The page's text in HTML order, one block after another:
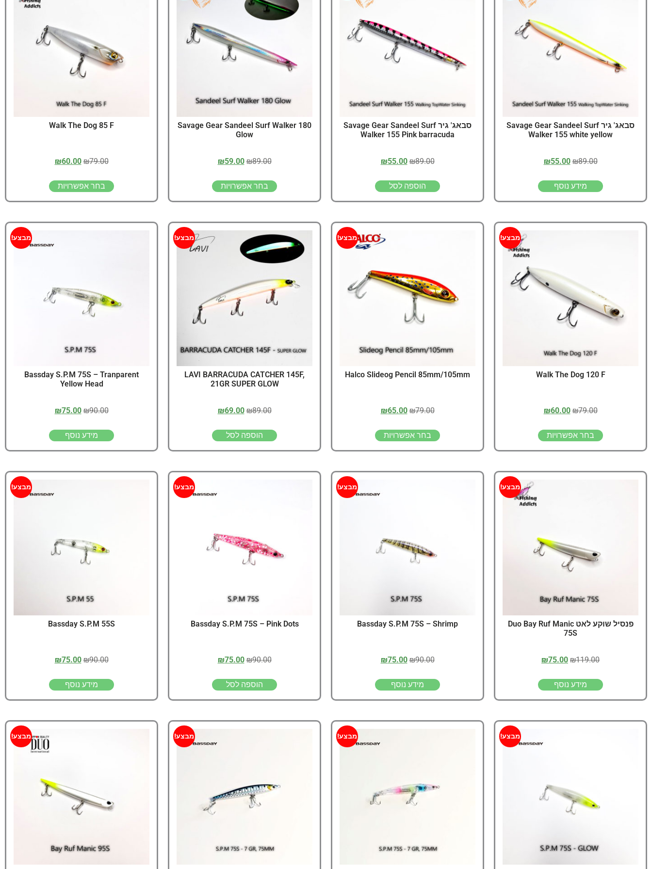
דיג – מאמרים בנושא דיג
החנות שלי – ציוד מומלץ שווה להכנס!
תקנון אתר
סבאג' גיר Savage Gear Sandeel Surf
Walker 155 white yellow
₪89.00
₪55.00
מידע נוסף
סבאג' גיר Savage Gear Sandeel Surf
Walker 155 Pink barracuda
₪89.00
₪55.00
הוספה לסל
Savage Gear Sandeel Surf Walker 180
Glow
₪89.00
₪59.00
בחר אפשרויות
Walk The Dog 85 F
₪79.00
₪60.00
בחר אפשרויות
מבצע!
Walk The Dog 120 F
₪79.00
₪60.00
בחר אפשרויות
מבצע!
Halco Slideog Pencil 85mm/105mm
₪79.00
₪65.00
בחר אפשרויות
מבצע!
LAVI BARRACUDA CATCHER 145F,
21GR SUPER GLOW
₪89.00
₪69.00
הוספה לסל
מבצע!
Bassday S.P.M 75S – Tranparent
Yellow Head
₪90.00
₪75.00
מידע נוסף
מבצע!
פנסיל שוקע לאט Duo Bay Ruf Manic
75S
₪119.00
₪75.00
מידע נוסף
מבצע!
Bassday S.P.M 75S – Shrimp
₪90.00
₪75.00
מידע נוסף
מבצע!
Bassday S.P.M 75S – Pink Dots
₪90.00
₪75.00
הוספה לסל
מבצע!
Bassday S.P.M 55S
₪90.00
₪75.00
מידע נוסף
מבצע! מבצע! מבצע! מבצע!